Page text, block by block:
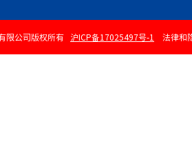
限公司版权所有 沪ICP备17025497号-1 法律和